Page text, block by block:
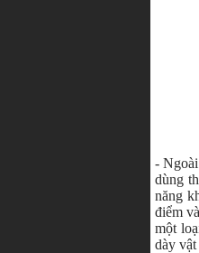
-
dùng
năng
điểm
một
dày